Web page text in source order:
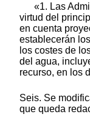
«1. Las
virtud del
en cuenta
establecerán
los costes de
del agua,
recurso, en los
Seis. Se
que queda